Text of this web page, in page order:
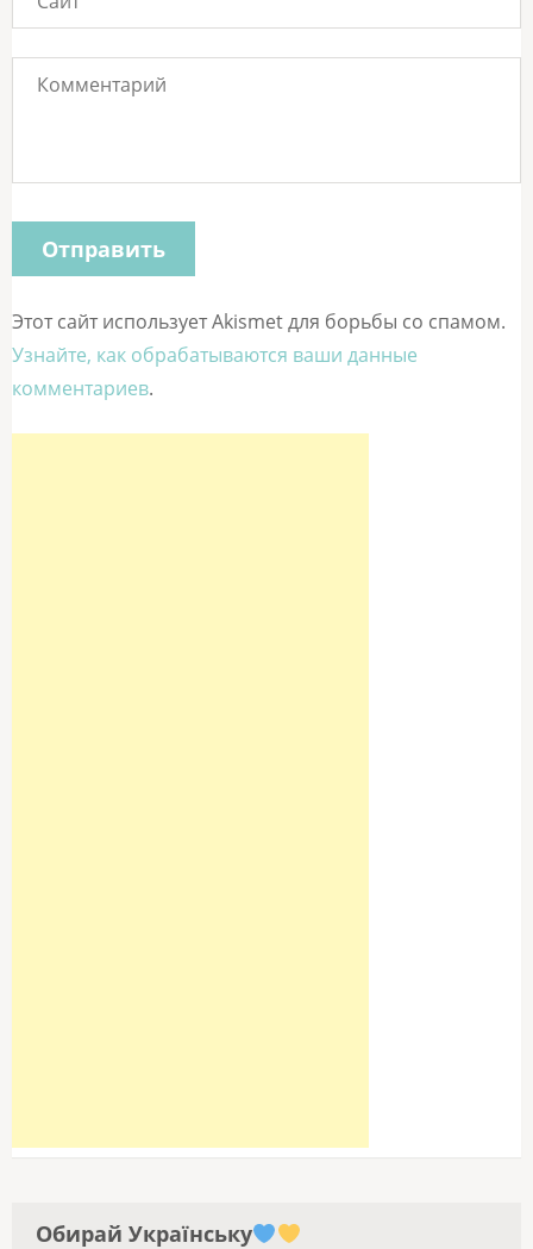
Этот сайт использует Akismet для борьбы со спамом.
Узнайте, как обрабатываются ваши данные
комментариев.
Обирай Українську